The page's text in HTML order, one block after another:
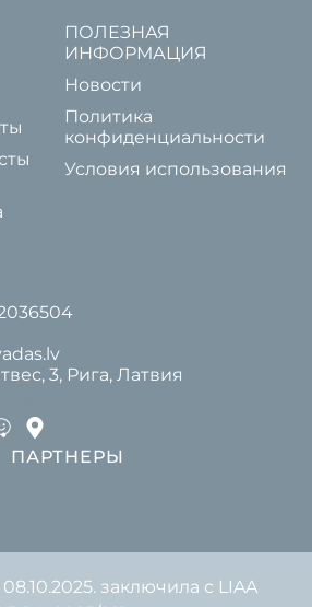
ПОЛЕЗНАЯ
ИНФОРМАЦИЯ
Новости
Политика
конфиденциальности
Условия использования
3, Рига, Латвия
ПАРТНЕРЫ
заключила с LIAA